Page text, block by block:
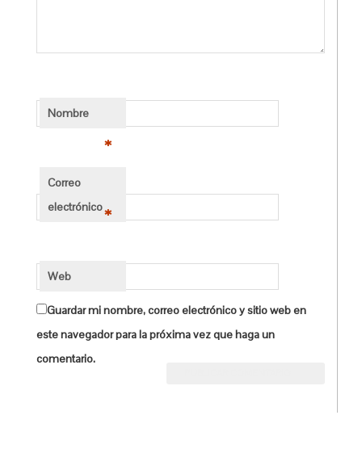
Nombre
*
Correo
electrónico*
Web
Guardar mi nombre, correo electrónico y sitio web en
este navegador para la próxima vez que haga un
comentario.